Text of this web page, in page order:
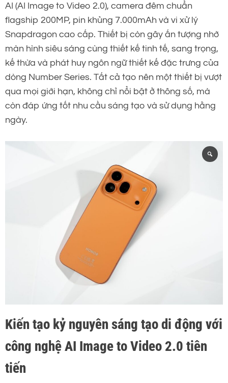
AI (AI Image to Video 2.0), camera đêm chuẩn
flagship 200MP, pin khủng 7.000mAh và vi xử lý
Snapdragon cao cấp. Thiết bị còn gây ấn tượng nhờ
màn hình siêu sáng cùng thiết kế tinh tế, sang trọng,
kế thừa và phát huy ngôn ngữ thiết kế đặc trưng của
dòng Number Series. Tất cả tạo nên một thiết bị vượt
qua mọi giới hạn, không chỉ nổi bật ở thông số, mà
còn đáp ứng tốt nhu cầu sáng tạo và sử dụng hằng
ngày.
Kiến tạo kỷ nguyên sáng tạo di động với
công nghệ AI Image to Video 2.0 tiên
tiến